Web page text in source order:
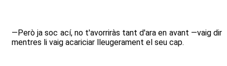
—Però ja soc ací, no t'avorriràs tant d'ara en avant —vaig dir
mentres li vaig acariciar lleugerament el seu cap.